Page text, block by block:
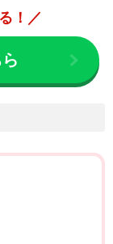
！／